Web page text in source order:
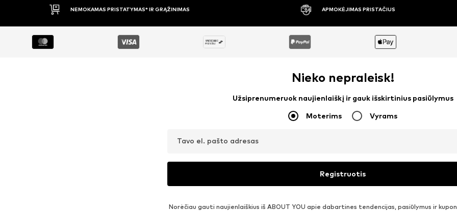
APMOKĖJIMAS PRISTAČIUS 30 DIENŲ NEMOKAMAS GRĄŽINIMAS
Nieko nepraleisk!
Užsiprenumeruok naujienlaiškį ir gauk išskirtinius pasiūlymus
Moterims Vyrams
Tavo el. pašto adresas
Registruotis
Norėčiau gauti naujienlaiškius iš ABOUT YOU apie dabartines tendencijas, pasiūlymus ir